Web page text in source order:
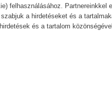
felhasználásához. Partnereinkkel
a hirdetéseket és a
és a tartalom